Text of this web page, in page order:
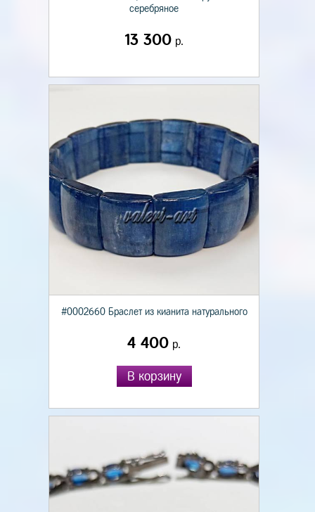
серебряное
13 300 р.
#0002660 Браслет из кианита натурального
4 400 р.
В корзину